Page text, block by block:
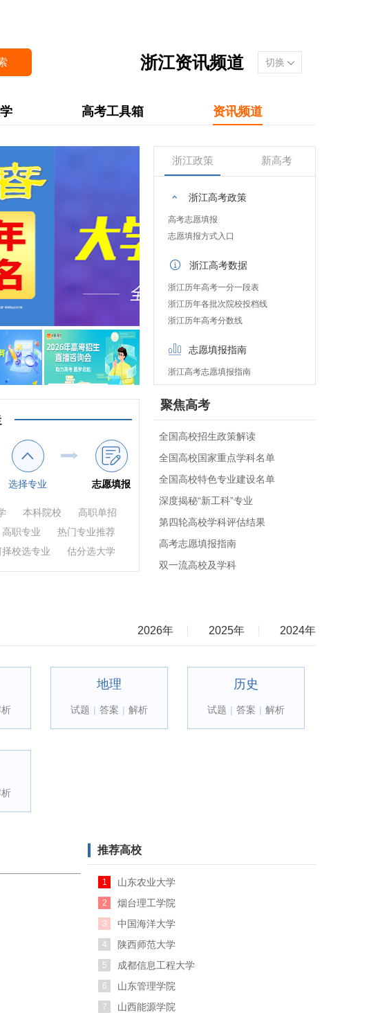
切换
浙江资讯频道
高考工具箱 资讯频道
浙江政策 新高考
浙江高考政策
高考志愿填报
志愿填报方式入口
浙江高考数据
浙江历年高考一分一段表
浙江历年各批次院校投档线
浙江历年高考分数线
志愿填报指南
浙江高考志愿填报指南
选择专业 志愿填报
本科院校
高职单招
高职专业
热门专业推荐
校选专业 估分选大学
聚焦高考
全国高校招生政策解读
全国高校国家重点学科名单
全国高校特色专业建设名单
深度揭秘“新工科”专业
第四轮高校学科评估结果
高考志愿填报指南
双一流高校及学科
2026年 2025年 2024年
地理
试题 | 答案 | 解析
历史
试题 | 答案 | 解析
推荐高校
1 山东农业大学
2 烟台理工学院
3 中国海洋大学
4 陕西师范大学
5 成都信息工程大学
6 山东管理学院
7 山西能源学院